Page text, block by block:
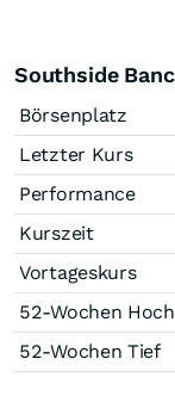
Southside
Börsenplatz
Letzter Kurs
Performance
Kurszeit
Vortageskurs
52-Wochen Hoch
52-Wochen Tief